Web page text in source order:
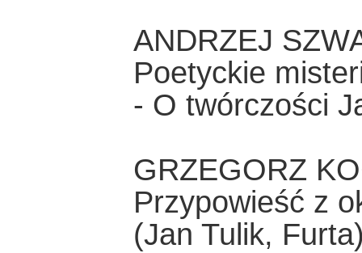
ANDRZEJ
Poetyckie
- O twórczości
GRZEGORZ
Przypowieść z
(Jan Tulik,